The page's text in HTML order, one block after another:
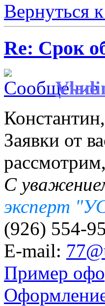
Вернуться
Re: Срок
Заявки от
С
эксперт
(926) 554-
E-mail:
Пример